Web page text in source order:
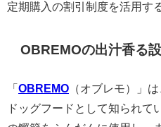
定期購入の割引制度を活用す
OBREMOの出汁香る
「 OBREMO （オブレモ）」
ドッグフードとして知られて